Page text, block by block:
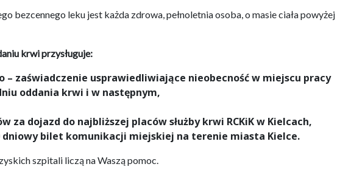
bezcennego leku jest każda zdrowa, pełnoletnia osoba, o masie ciała powyżej
krwi przysługuje:
– zaświadczenie usprawiedliwiające nieobecność w miejscu pracy
oddania krwi i w następnym,
za dojazd do najbliższej placów służby krwi RCKiK w Kielcach,
dniowy bilet komunikacji miejskiej na terenie miasta Kielce.
szpitali liczą na Waszą pomoc.